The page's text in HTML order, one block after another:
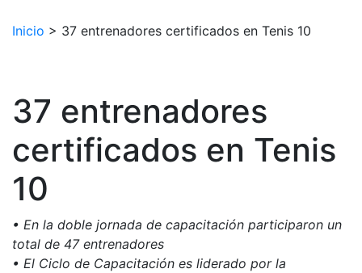
Inicio > 37 entrenadores certificados en Tenis 10
37 entrenadores
certificados en Tenis
10
• En la doble jornada de capacitación participaron un
total de 47 entrenadores
• El Ciclo de Capacitación es liderado por la